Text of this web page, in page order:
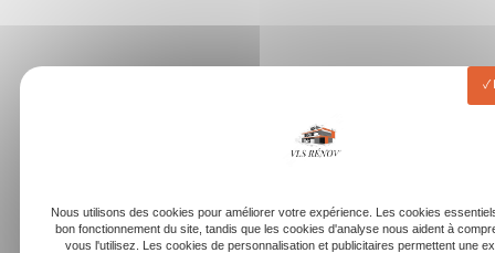
Nous utilisons des cookies pour améliorer votre expérience. Les cookies
bon fonctionnement du site, tandis que les cookies d'analyse nous aident à
vous l'utilisez. Les cookies de personnalisation et publicitaires permettent une